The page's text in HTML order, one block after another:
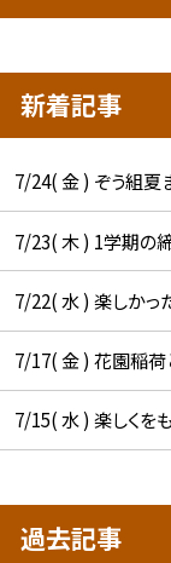
新着記事
7/24( 金 ) ぞう組夏
7/23( 木 ) 1学期の締
7/22( 水 ) 楽しかっ
7/17( 金 ) 花園稲
7/15( 水 ) 楽しくを
過去記事